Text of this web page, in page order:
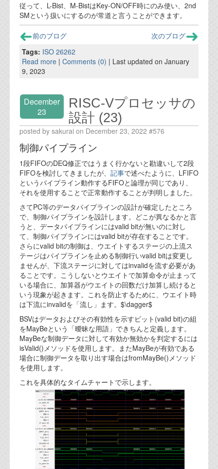
オンラインショップ
お問い合わせ
従って、L-Bist、M-BistはKey-ON/OFF時にのみ使い、2nd
SMという扱いにするのが常道と言うことができます。
前のブログ
次のブログ
Tags: ISO 26262
Read more | Comments (0) | Last updated on January
9, 2023
December
23
RISC-Vプロセッサの
設計 (23)
posted by sakurai on December 23, 2022 #576
制御パイプライン
1段FIFOのDEQ修正ではうまく行かないと勘違いして2段
FIFOを検討してきましたが、 記事で述べたように、LFIFO
というパイプライン動作するFIFOと論理が同じであり、
それを使用することで正常動作することが判明しました。
さてPC等のデータパイプラインの設計が確定したところ
で、制御パイプラインを設計します。どこが異なるかと言
うと、データパイプラインにはvalid bitが無いのに対し
て、制御パイプラインにはvalid bitが存在することです。
さらにvalid bitの制御は、ウエイトするステージの上流ス
テージはパイプラインを止める制御行いvalid bitは変更し
ませんが、下流ステージに対してはinvalidを流す必要があ
ることです。こうしないとウエイトで加算命令が止まって
いる場合に、加算器がウエイトの回数だけ加算し続けると
いう現象が起きます。これを防止するために、ウエイト時
は下流にinvalidを「流し」ます。$\dagger$
BSVはデータおよびその有効性を示すビット(valid bit)の組
をMayBeという「曖昧な用語」できちんと定義します。
MayBeな制御データに対して有効か無効かを判定するには
isValid()メソッドを使用します。またMayBeが有効である
場合に制御データを取り出す場合はfromMayBe()メソッド
を使用します。
これを具体的なタイムチャートで示します。